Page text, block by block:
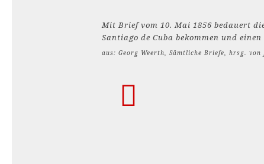
Mit Brief vom 10. Mai 1856 bedauert
Santiago de Cuba bekommen und
aus: Georg Weerth, Sämtliche Briefe, hrsg.